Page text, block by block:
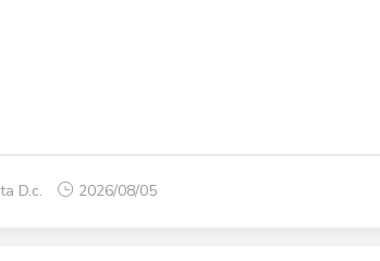
D.c. 2026/08/05